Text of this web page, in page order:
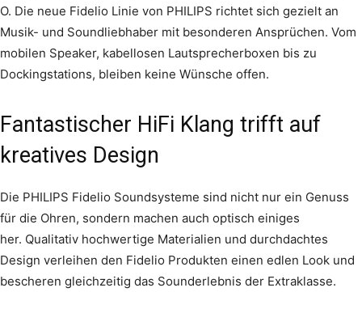
O. Die neue Fidelio Linie von PHILIPS richtet sich gezielt an
Musik- und Soundliebhaber mit besonderen Ansprüchen. Vom
mobilen Speaker, kabellosen Lautsprecherboxen bis zu
Dockingstations, bleiben keine Wünsche offen.
Fantastischer HiFi Klang trifft auf
kreatives Design
Die PHILIPS Fidelio Soundsysteme sind nicht nur ein Genuss
für die Ohren, sondern machen auch optisch einiges
her. Qualitativ hochwertige Materialien und durchdachtes
Design verleihen den Fidelio Produkten einen edlen Look und
bescheren gleichzeitig das Sounderlebnis der Extraklasse.